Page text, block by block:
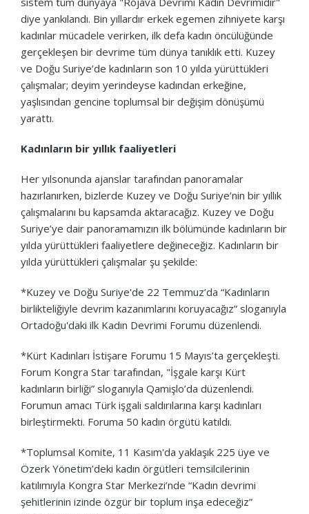
diye yankılandı. Bin yıllardır erkek egemen zihniyete karşı
kadınlar mücadele verirken, ilk defa kadın öncülüğünde
gerçekleşen bir devrime tüm dünya tanıklık etti. Kuzey
ve Doğu Suriye’de kadınların son 10 yılda yürüttükleri
çalışmalar; deyim yerindeyse kadından erkeğine,
yaşlısından gencine toplumsal bir değişim dönüşümü
yarattı.
Kadınların bir yıllık faaliyetleri
Her yılsonunda ajanslar tarafından panoramalar
hazırlanırken, bizlerde Kuzey ve Doğu Suriye’nin bir yıllık
çalışmalarını bu kapsamda aktaracağız. Kuzey ve Doğu
Suriye’ye dair panoramamızın ilk bölümünde kadınların bir
yılda yürüttükleri faaliyetlere değineceğiz. Kadınların bir
yılda yürüttükleri çalışmalar şu şekilde:
*Kuzey ve Doğu Suriye'de 22 Temmuz’da “Kadınların
birlikteliğiyle devrim kazanımlarını koruyacağız” sloganıyla
Ortadoğu'daki ilk Kadın Devrimi Forumu düzenlendi.
*Kürt Kadınları İstişare Forumu 15 Mayıs’ta gerçekleşti.
Forum Kongra Star tarafından, "İşgale karşı Kürt
kadınların birliği” sloganıyla Qamişlo’da düzenlendi.
Forumun amacı Türk işgali saldırılarına karşı kadınları
birleştirmekti. Foruma 50 kadın örgütü katıldı.
*Toplumsal Komite, 11 Kasım'da yaklaşık 225 üye ve
Özerk Yönetim’deki kadın örgütleri temsilcilerinin
katılımıyla Kongra Star Merkezi’nde “Kadın devrimi
şehitlerinin izinde özgür bir toplum inşa edeceğiz”